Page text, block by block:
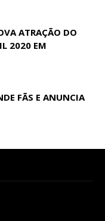
ATRAÇÃO DO
2020 EM
FÃS E ANUNCIA